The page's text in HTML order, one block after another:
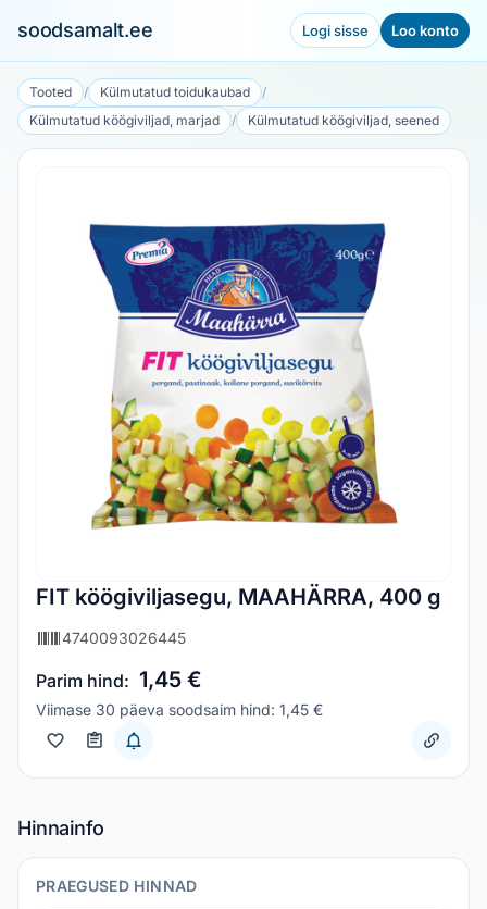
soodsamalt.ee Logi sisse Loo konto
Tooted / Külmutatud toidukaubad
/
Külmutatud köögiviljad, marjad
/ Külmutatud köögiviljad, seened
FIT köögiviljasegu, MAAHÄRRA, 400 g
4740093026445
Parim hind: 1,45 €
Viimase 30 päeva soodsaim hind: 1,45 €
Hinnainfo
PRAEGUSED HINNAD